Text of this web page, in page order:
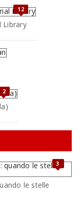
12
Library
2
3
le stelle